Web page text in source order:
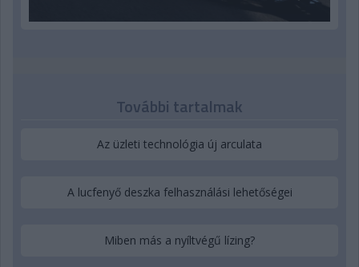
További tartalmak
Az üzleti technológia új arculata
A lucfenyő deszka felhasználási lehetőségei
Miben más a nyíltvégű lízing?